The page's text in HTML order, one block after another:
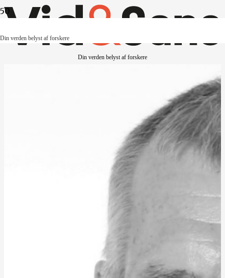
Din verden belyst af forskere
Din verden belyst af forskere